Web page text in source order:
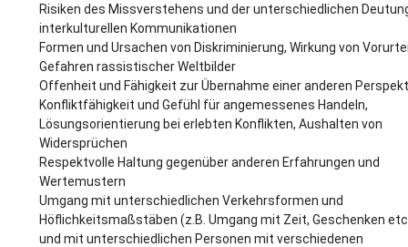
Risiken des Missverstehens und der unterschiedlichen
interkulturellen Kommunikationen
Formen und Ursachen von Diskriminierung, Wirkung von
Gefahren rassistischer Weltbilder
Offenheit und Fähigkeit zur Übernahme einer anderen
Konfliktfähigkeit und Gefühl für angemessenes Handeln,
Lösungsorientierung bei erlebten Konflikten, Aushalten von
Widersprüchen
Respektvolle Haltung gegenüber anderen Erfahrungen und
Wertemustern
Umgang mit unterschiedlichen Verkehrsformen und
Höflichkeitsmaßstäben (z.B. Umgang mit Zeit, Geschenken
und mit unterschiedlichen Personen mit verschiedenen